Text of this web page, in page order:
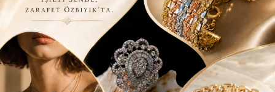
Ana Sayfa›Güncel
Anneler Günü’ne Yılmaz
Morgül sürprizi!..